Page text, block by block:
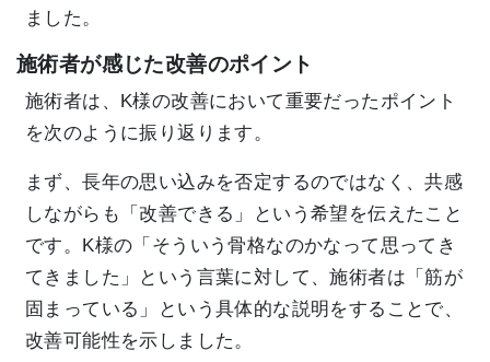
ました。
施術者が感じた改善のポイント
施術者は、K様の改善において重要だったポイント
を次のように振り返ります。
まず、長年の思い込みを否定するのではなく、共感
しながらも「改善できる」という希望を伝えたこと
です。K様の「そういう骨格なのかなって思ってき
てきました」という言葉に対して、施術者は「筋が
固まっている」という具体的な説明をすることで、
改善可能性を示しました。